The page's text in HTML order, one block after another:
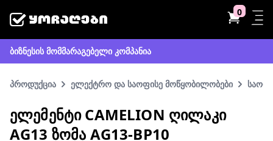
0
ბიზნესის მომმარაგებელი კომპანია
პროდუქცია ელექტრო და საოფისე მოწყობილობები
ᲔᲚᲔᲛᲔᲜᲢᲘ CAMELION ᲦᲘᲚᲐᲙᲘ
AG13 ᲖᲝᲛᲐ AG13-BP10